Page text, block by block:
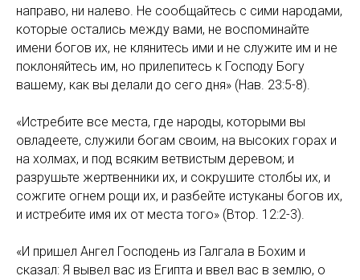
направо, ни налево. Не сообщайтесь с сими народами,
которые остались между вами, не воспоминайте
имени богов их, не клянитесь ими и не служите им и не
поклоняйтесь им, но прилепитесь к Господу Богу
вашему, как вы делали до сего дня» (Нав. 23:5-8).
«Истребите все места, где народы, которыми вы
овладеете, служили богам своим, на высоких горах и
на холмах, и под всяким ветвистым деревом; и
разрушьте жертвенники их, и сокрушите столбы их, и
сожгите огнем рощи их, и разбейте истуканы богов их,
и истребите имя их от места того» (Втор. 12:2-3).
«И пришел Ангел Господень из Галгала в Бохим и
сказал: Я вывел вас из Египта и ввел вас в землю, о